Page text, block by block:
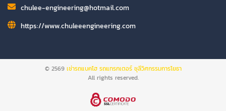
chulee-engineering@hotmail.com
https://www.chuleeengineering.com
© 2569 เช่ารถแบคโฮ รถแทรกเตอร์ ชุลีวิศกรรมการโยธา
All rights reserved.